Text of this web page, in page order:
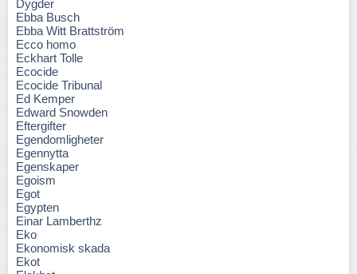
Dygder
Ebba Busch
Ebba Witt Brattström
Ecco homo
Eckhart Tolle
Ecocide
Ecocide Tribunal
Ed Kemper
Edward Snowden
Eftergifter
Egendomligheter
Egennytta
Egenskaper
Egoism
Egot
Egypten
Einar Lamberthz
Eko
Ekonomisk skada
Ekot